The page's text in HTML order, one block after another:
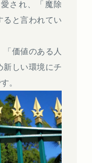
され、「魔除
ると言われてい
「価値のある人
新しい環境にチ
。